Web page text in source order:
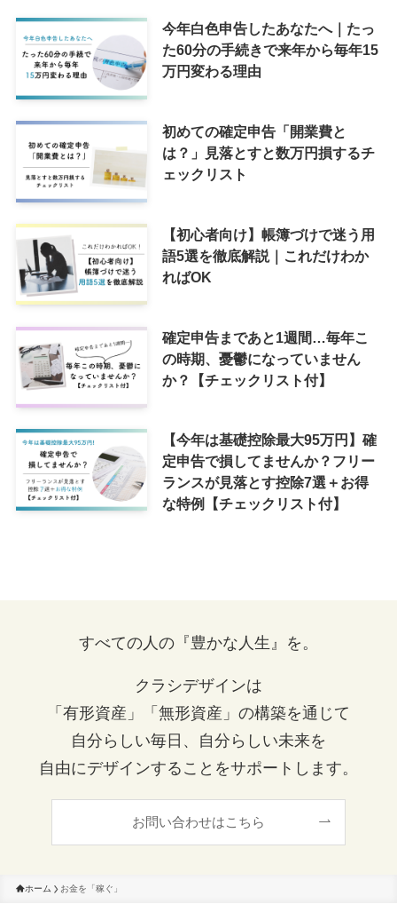
今年白色申告したあなたへ｜たっ
た60分の手続きで来年から毎年15
万円変わる理由
初めての確定申告「開業費と
は？」見落とすと数万円損するチ
ェックリスト
【初心者向け】帳簿づけで迷う用
語5選を徹底解説｜これだけわか
ればOK
確定申告まであと1週間…毎年こ
の時期、憂鬱になっていません
か？【チェックリスト付】
【今年は基礎控除最大95万円】確
定申告で損してませんか？フリー
ランスが見落とす控除7選＋お得
な特例【チェックリスト付】
すべての人の『豊かな人生』を。
クラシデザインは
「有形資産」「無形資産」の構築を通じて
自分らしい毎日、自分らしい未来を
自由にデザインすることをサポートします。
お問い合わせはこちら
ホーム お金を「稼ぐ」